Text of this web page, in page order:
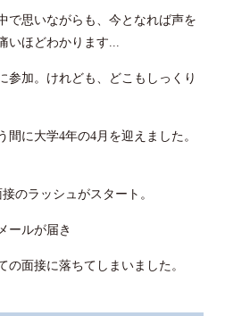
で思いながらも、今となれば声を
いほどわかります...
参加。けれども、どこもしっくり
に大学4年の4月を迎えました。
のラッシュがスタート。
ールが届き
の面接に落ちてしまいました。